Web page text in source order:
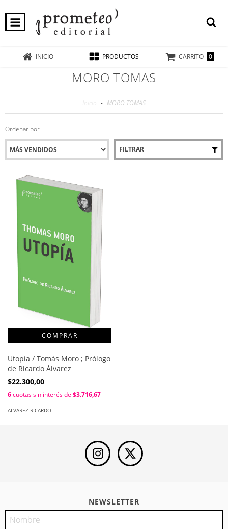
INICIO PRODUCTOS CARRITO 0
MORO TOMAS
- MORO TOMAS
Ordenar por
FILTRAR
Utopía / Tomás Moro ; Prólogo
de Ricardo Álvarez
$22.300,00
6cuotas sin interés de $3.716,67
ALVAREZ RICARDO
NEWSLETTER